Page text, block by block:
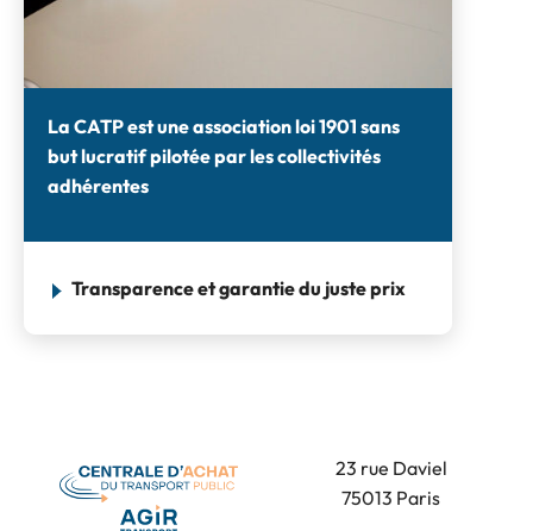
La CATP est une association loi 1901 sans
but lucratif pilotée par les collectivités
adhérentes
Transparence et garantie du juste prix
23 rue Daviel
75013 Paris